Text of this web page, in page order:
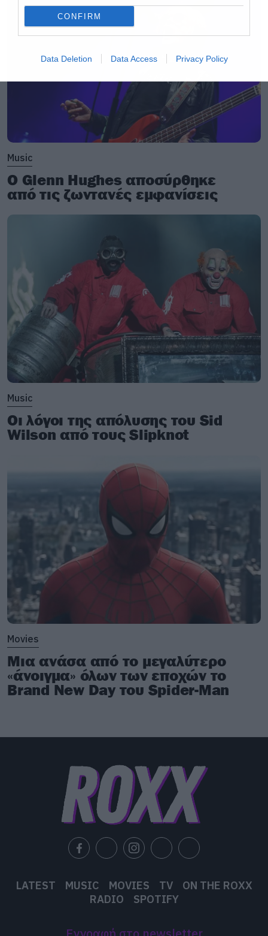
CONFIRM
Data Deletion Data Access Privacy Policy
Music
Ο Glenn Hughes αποσύρθηκε
από τις ζωντανές εμφανίσεις
Music
Οι λόγοι της απόλυσης του Sid
Wilson από τους Slipknot
Movies
Μια ανάσα από το μεγαλύτερο
«άνοιγμα» όλων των εποχών το
Brand New Day του Spider-Man
LATEST MUSIC MOVIES TV
ON THE ROXX
RADIO
SPOTIFY